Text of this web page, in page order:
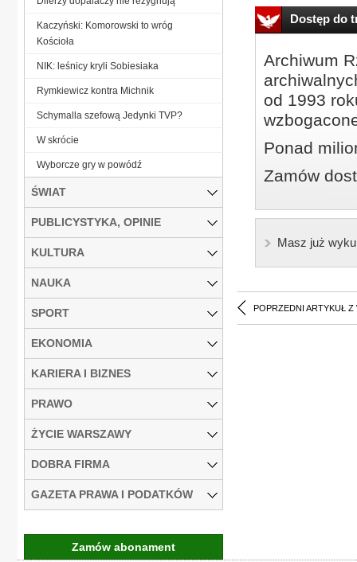
Dostęp do
Archiwum
od 1993
Ponad
Zamów
Masz już
POPRZEDNI ARTYKUŁ Z
Kaczyński: Komorowski to wróg
Kościoła
NIK: leśnicy kryli Sobiesiaka
Rymkiewicz kontra Michnik
Schymalla szefową Jedynki TVP?
W skrócie
Wyborcze gry w powódź
ŚWIAT
PUBLICYSTYKA, OPINIE
KULTURA
NAUKA
SPORT
EKONOMIA
KARIERA I BIZNES
PRAWO
ŻYCIE WARSZAWY
DOBRA FIRMA
GAZETA PRAWA I PODATKÓW
Zamów abonament